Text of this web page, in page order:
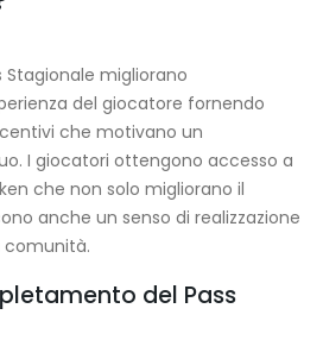
Stagionale migliorano
del giocatore fornendo
che motivano un
I giocatori ottengono accesso a
che non solo migliorano il
anche un senso di realizzazione
del Pass